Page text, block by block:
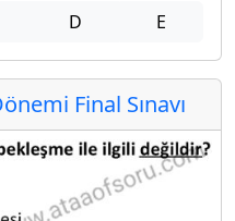
D E
Final Sınavı